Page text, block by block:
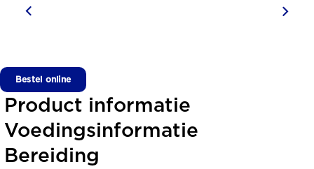
Bestel online
Product informatie
Voedingsinformatie
Bereiding